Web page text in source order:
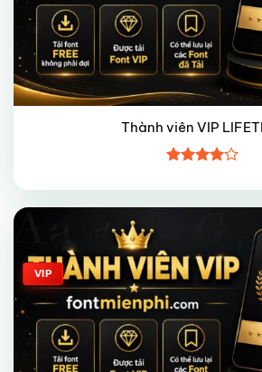
Thành viên VIP
xếp hạng
45 sao
Giảm giá!
VIP